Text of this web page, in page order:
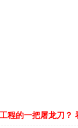
程的一把屠龙刀？